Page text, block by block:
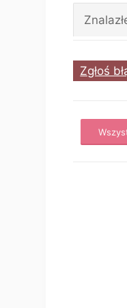
Zgłoś